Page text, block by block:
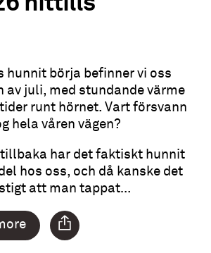
hunnit börja befinner vi oss
av juli, med stundande värme
runt hörnet. Vart försvann
hela våren vägen?
har det faktiskt hunnit
hos oss, och då kanske det
att man tappat…